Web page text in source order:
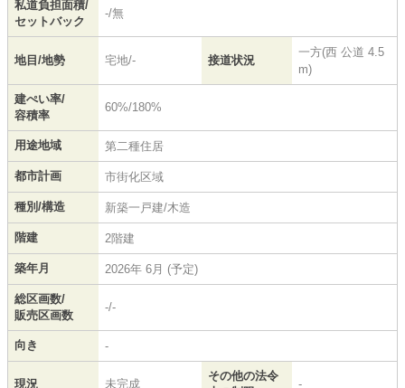
私道負担面積/
セットバック
-/無
地目/地勢 宅地/- 接道状況
一方(西 公道 4.5
m)
建ぺい率/
容積率
60%/180%
用途地域 第二種住居
都市計画 市街化区域
種別/構造 新築一戸建/木造
階建 2階建
築年月 2026年 6月 (予定)
総区画数/
販売区画数
-/-
向き -
現況 未完成
その他の法令
-